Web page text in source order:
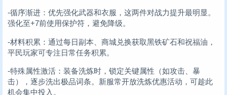
-循序渐进：优先强化武器和衣服，这两件对战力提升最明显。
强化至+7前使用保护符，避免降级。
-材料积累：通过每日副本、商城兑换获取黑铁矿石和祝福油，
平民玩家可专注日常任务积累。
-特殊属性激活：装备洗炼时，锁定关键属性（如攻击、暴
击），逐步洗出极品词条。新服常开放洗炼优惠活动，可趁此
机会集中投入。